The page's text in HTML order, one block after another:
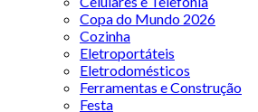
Copa do Mundo 2026
Cozinha
Eletroportáteis
Eletrodomésticos
Ferramentas e Construção
Festa